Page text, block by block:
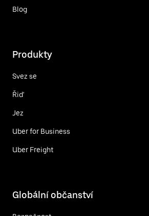
Blog
Produkty
Svez se
Řiď
Jez
Uber for Business
Uber Freight
Globální občanství